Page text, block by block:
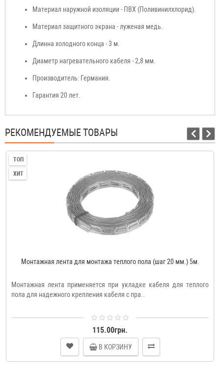
Материал наружной изоляции - ПВХ (Поливинилхлорид).
Материал защитного экрана - луженая медь.
Длинна холодного конца - 3 м.
Диаметр нагревательного кабеля - 2,8 мм.
Производитель: Германия.
Гарантия 20 лет.
РЕКОМЕНДУЕМЫЕ ТОВАРЫ
ТОП
ХИТ
Монтажная лента для монтажа теплого пола (шаг 20 мм.) 5м.
Монтажная лента применяется при укладке кабеля для теплого
пола для надежного крепления кабеля с пра..
115.00грн.
В КОРЗИНУ